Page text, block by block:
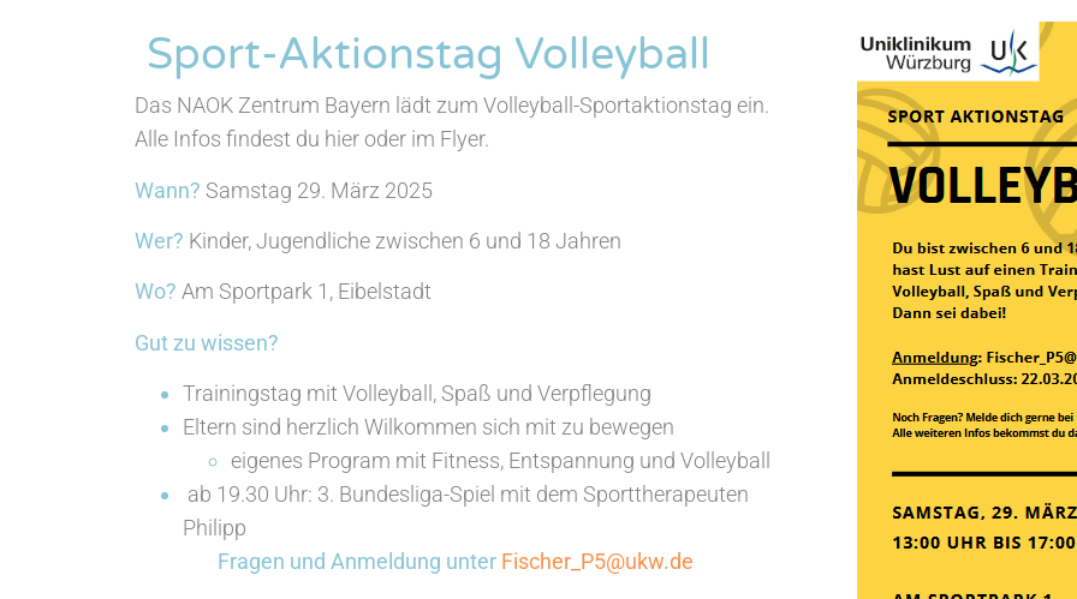
Sport-Aktionstag Volleyball
Das NAOK Zentrum Bayern lädt zum Volleyball-Sportaktionstag ein.
Alle Infos findest du hier oder im Flyer.
Wann? Samstag 29. März 2025
Wer? Kinder, Jugendliche zwischen 6 und 18 Jahren
Wo? Am Sportpark 1, Eibelstadt
Gut zu wissen?
Trainingstag mit Volleyball, Spaß und Verpflegung
Eltern sind herzlich Wilkommen sich mit zu bewegen
eigenes Program mit Fitness, Entspannung und Volleyball
ab 19.30 Uhr: 3. Bundesliga-Spiel mit dem Sporttherapeuten
Philipp
Fragen und Anmeldung unter Fischer_P5@ukw.de